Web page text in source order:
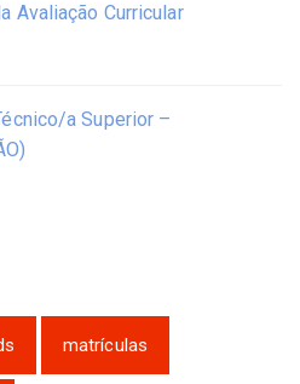
Avaliação Curricular
a Superior –
matrículas